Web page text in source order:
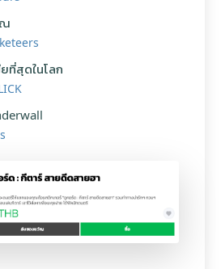
ที่สุดในโลก